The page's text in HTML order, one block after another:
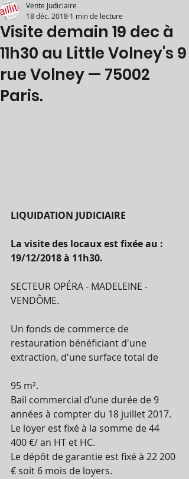
Visite demain 19 dec à
11h30 au Little Volney's 9
rue Volney — 75002
Paris.
Vente Judiciaire
18 déc. 2018 1 min de lecture
LIQUIDATION JUDICIAIRE
La visite des locaux est fixée au :
19/12/2018 à 11h30.
SECTEUR OPÉRA - MADELEINE -
VENDÔME.
Un fonds de commerce de
restauration bénéficiant d'une
extraction, d'une surface total de
95 m².
Bail commercial d’une durée de 9
années à compter du 18 juillet 2017.
Le loyer est fixé à la somme de 44
400 €/ an HT et HC.
Le dépôt de garantie est fixé à 22 200
€ soit 6 mois de loyers.